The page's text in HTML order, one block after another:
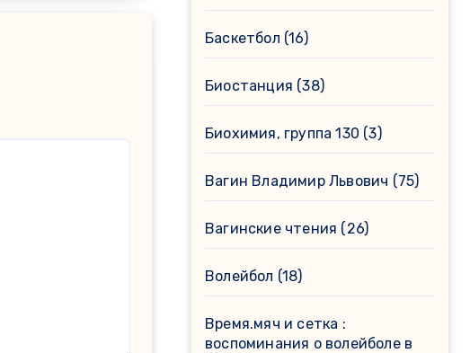
Баскетбол (16)
Биостанция (38)
Биохимия, группа 130 (3)
Вагин Владимир Львович (75)
Вагинские чтения (26)
Волейбол (18)
Время.мяч и сетка :
воспоминания о волейболе в